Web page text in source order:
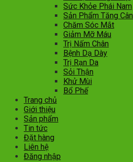
Sức Khỏe Phái Nam
Sản Phẩm Tăng Cân
Chăm Sóc Mắt
Giảm Mỡ Máu
Trị Nấm Chân
Bệnh Dạ Dày
Trị Rạn Da
Sỏi Thận
Khử Mùi
Bổ Phế
Trang chủ
Giới thiệu
Sản phẩm
Tin tức
Đặt hàng
Liên hệ
Đăng nhập